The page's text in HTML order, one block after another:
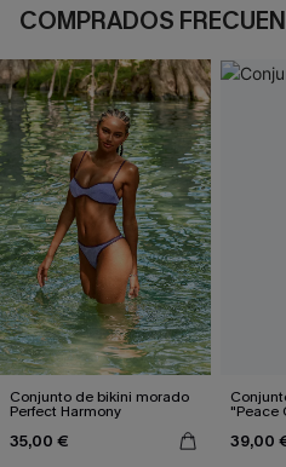
COMPRADOS
Conjunto de bikini morado
Perfect Harmony
35,00 €
"Peace
39,00